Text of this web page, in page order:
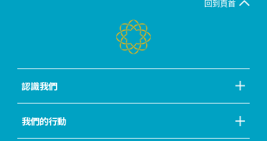
回到頁首
認識我們
我們的行動